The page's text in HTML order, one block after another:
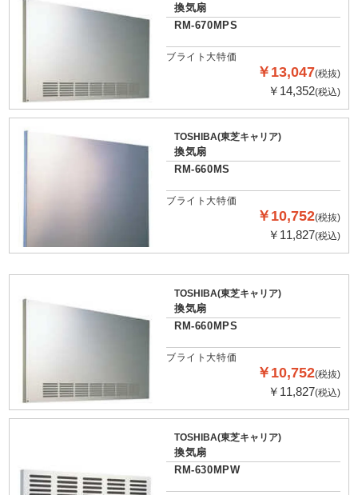
換気扇
RM-670MPS
ブライト大特価
￥13,047(税抜)
￥14,352(税込)
TOSHIBA(東芝キャリア)
換気扇
RM-660MS
ブライト大特価
￥10,752(税抜)
￥11,827(税込)
TOSHIBA(東芝キャリア)
換気扇
RM-660MPS
ブライト大特価
￥10,752(税抜)
￥11,827(税込)
TOSHIBA(東芝キャリア)
換気扇
RM-630MPW